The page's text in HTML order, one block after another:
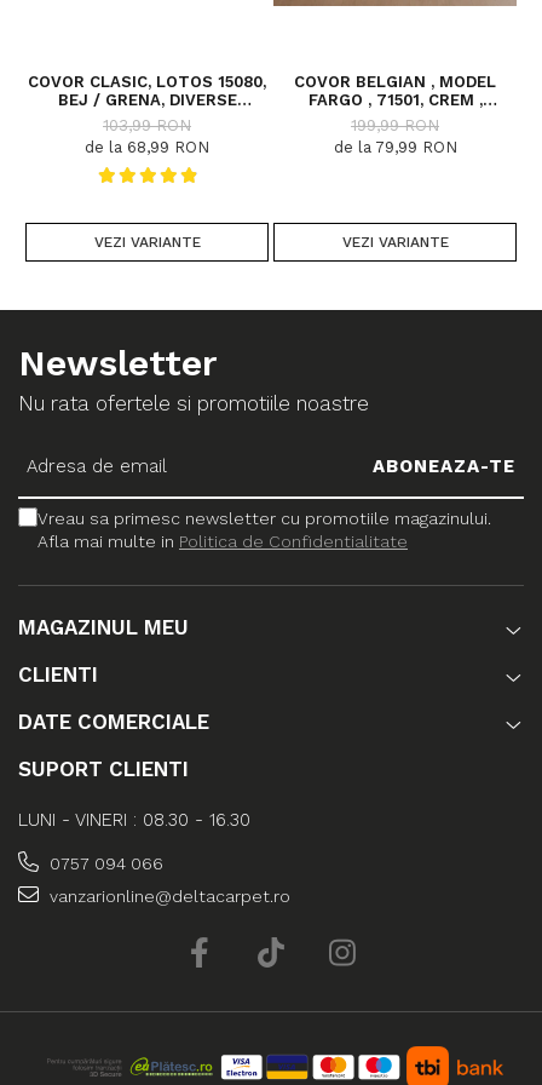
garantand absenta
substantelor nocive in
cantitati care ar putea
dauna sanatatii.
COVOR CLASIC, LOTOS 15080,
BEJ / GRENA, DIVERSE
DIMENSIUNI
103,99 RON
de la 68,99 RON
VEZI VARIANTE
COVOR BELGIAN , MODEL
FARGO , 71501, CREM ,
DIVERSE DIMENSIUNI
199,99 RON
de la 79,99 RON
VEZI VARIANTE
Newsletter
Nu rata ofertele si promotiile noastre
Vreau sa primesc newsletter cu promotiile magazinului.
Afla mai multe in Politica de Confidentialitate
MAGAZINUL MEU
CLIENTI
DATE COMERCIALE
SUPORT CLIENTI
LUNI - VINERI : 08.30 - 16.30
0757 094 066
vanzarionline@deltacarpet.ro